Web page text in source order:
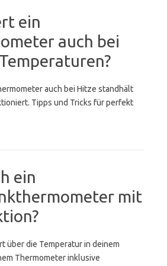
ein
auch bei
auch bei Hitze standhält
Tipps und Tricks für perfekt
ein
mit
über die Temperatur in deinem
Thermometer inklusive